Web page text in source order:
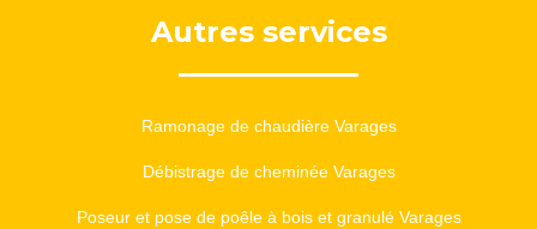
Autres services
Ramonage de chaudière Varages
Débistrage de cheminée Varages
Poseur et pose de poêle à bois et granulé Varages